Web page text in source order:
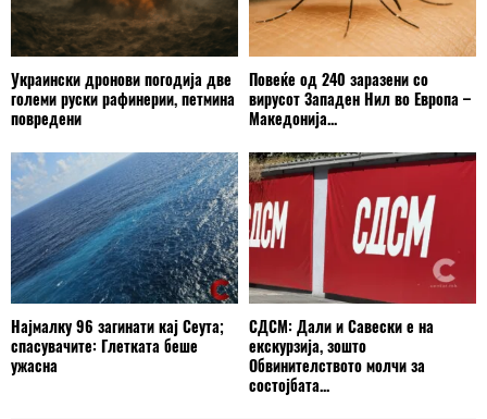
Украински дронови погодија две
големи руски рафинерии, петмина
повредени
Повеќе од 240 заразени со
вирусот Западен Нил во Европа –
Македонија...
Најмалку 96 загинати кај Сеута;
спасувачите: Глетката беше
ужасна
СДСМ: Дали и Савески е на
екскурзија, зошто
Обвинителството молчи за
состојбата...